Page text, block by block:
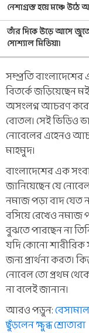
নেশাগ্রস্ত হয়ে মঞ্চে
তাঁর দিকে উড়ে আসে
সোশ্যাল মিডিয়া।
সম্প্রতি
বিতর্কে জড়িয়েছেন
অসংলগ্ন আচরণ
বোতল। সেই ভিডিও
নোবেলের এহেনও
মাহমুদ।
বাংলাদেশের এক
জানিয়েছেন যে
নমাজ পড়া বাদ যেত
বসিয়ে রেখেও নমাজ
বুঝতে পারছেন না
যদি কোনো শারীরিক
জন্য প্রার্থনা করত।
নোবেল তো প্রথম
না বলেই জানান।
আরও পড়ুন:
ছুঁড়লেন ক্ষুব্ধ শ্রোতারা